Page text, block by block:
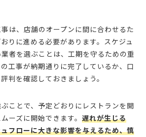
は、店舗のオープンに間に合わせるた
りに進める必要があります。スケジュ
者を選ぶことは、工期を守るための重
工事が納期通りに完了しているか、口
判を確認しておきましょう。
ことで、予定どおりにレストランを開
ーズに開始できます。 遅れが生じる
フローに大きな影響を与えるため、慎